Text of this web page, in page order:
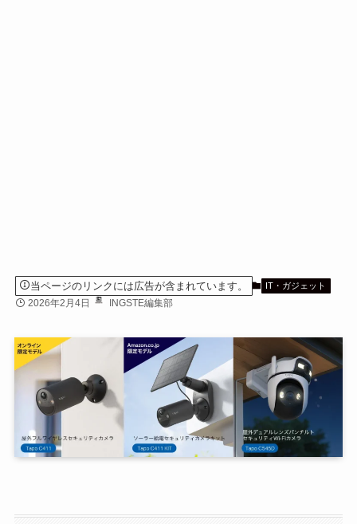
当ページのリンクには広告が含まれています。 IT・ガジェット
2026年2月4日 INGSTE編集部